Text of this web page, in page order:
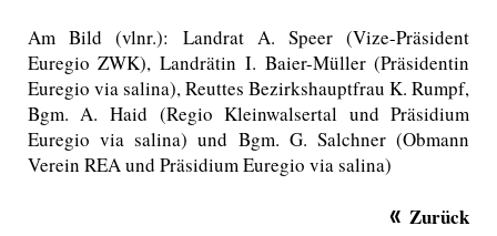
Am Bild (vlnr.): Landrat A. Speer (Vize-Präsident
Euregio ZWK), Landrätin I. Baier-Müller (Präsidentin
Euregio via salina), Reuttes Bezirkshauptfrau K. Rumpf,
Bgm. A. Haid (Regio Kleinwalsertal und Präsidium
Euregio via salina) und Bgm. G. Salchner (Obmann
Verein REA und Präsidium Euregio via salina)
Zurück